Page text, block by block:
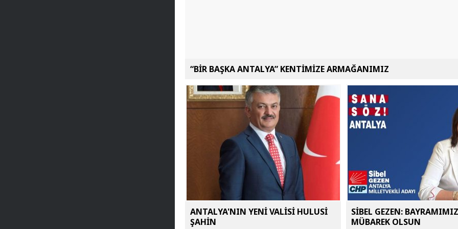
“BİR BAŞKA ANTALYA” KENTİMİZE ARMAĞANIMIZ
ANTALYA'NIN YENİ VALİSİ HULUSİ
ŞAHİN
SİBEL GEZEN: BAYRAMIMIZ
MÜBAREK OLSUN